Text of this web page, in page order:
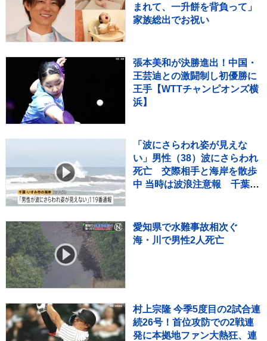
まれて、一升餅を背負って」
家族総出でお祝い
張本美和が決勝進出！中国・
王芸迪との激闘制し初優勝に
王手【WTTチャンピオンズ横
浜】
「波にさらわれ姿が見えな
い」男性（38）波にさらわれ
死亡 交際相手と海岸を散歩
中 当時は波浪注意報 千葉・
愛知県で水難事故相次ぐ
海・川で男性2人死亡
村上宗隆 今季5度目の2試合連
続26号！首位攻防での2戦連
発に本拠地ファン大熱狂、連